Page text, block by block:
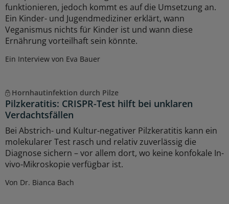
funktionieren, jedoch kommt es auf die Umsetzung an.
Ein Kinder- und Jugendmediziner erklärt, wann
Veganismus nichts für Kinder ist und wann diese
Ernährung vorteilhaft sein könnte.
Ein Interview von Eva Bauer
Hornhautinfektion durch Pilze
Pilzkeratitis: CRISPR-Test hilft bei unklaren
Verdachtsfällen
Bei Abstrich- und Kultur-negativer Pilzkeratitis kann ein
molekularer Test rasch und relativ zuverlässig die
Diagnose sichern – vor allem dort, wo keine konfokale In-
vivo-Mikroskopie verfügbar ist.
Von Dr. Bianca Bach